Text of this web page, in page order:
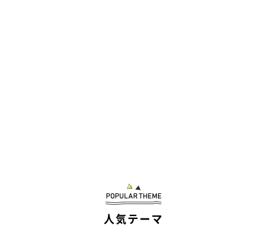
人気テーマ